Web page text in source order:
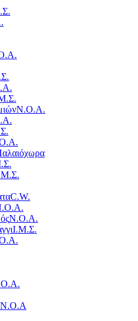
Ν.Ο.Α.
C.W.
Ν.Ο.Α.
Ι.Μ.Σ.
N.O.A